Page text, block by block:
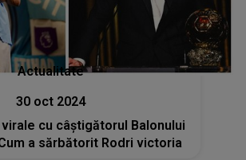
Actualitate
30 oct 2024
cu câștigătorul Balonului
a sărbătorit Rodri victoria